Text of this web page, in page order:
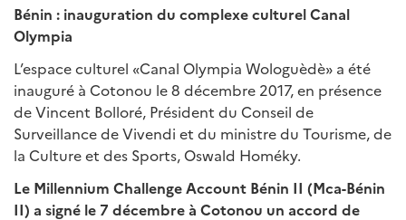
Bénin : inauguration du complexe culturel Canal
Olympia
L’espace culturel «Canal Olympia Wologuèdè» a été
inauguré à Cotonou le 8 décembre 2017, en présence
de Vincent Bolloré, Président du Conseil de
Surveillance de Vivendi et du ministre du Tourisme, de
la Culture et des Sports, Oswald Homéky.
Le Millennium Challenge Account Bénin II (Mca-Bénin
II) a signé le 7 décembre à Cotonou un accord de